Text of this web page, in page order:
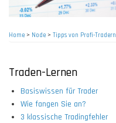
Home> Node> Tipps von Profi-Tradern
Traden-Lernen
Basiswissen für Trader
Wie fangen Sie an?
3 klassische Tradingfehler